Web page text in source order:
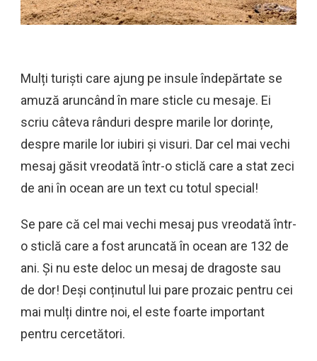
Mulți turiști care ajung pe insule îndepărtate se
amuză aruncând în mare sticle cu mesaje. Ei
scriu câteva rânduri despre marile lor dorințe,
despre marile lor iubiri și visuri. Dar cel mai vechi
mesaj găsit vreodată într-o sticlă care a stat zeci
de ani în ocean are un text cu totul special!
Se pare că cel mai vechi mesaj pus vreodată într-
o sticlă care a fost aruncată în ocean are 132 de
ani. Și nu este deloc un mesaj de dragoste sau
de dor! Deși conținutul lui pare prozaic pentru cei
mai mulți dintre noi, el este foarte important
pentru cercetători.